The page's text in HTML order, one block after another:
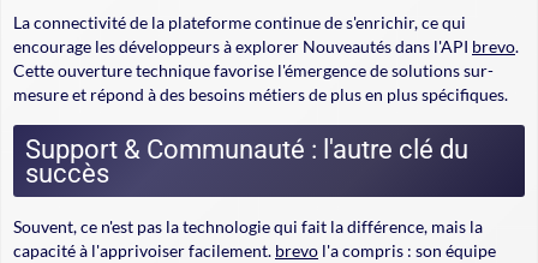
La connectivité de la plateforme continue de s'enrichir, ce qui
encourage les développeurs à explorer Nouveautés dans l'API brevo.
Cette ouverture technique favorise l'émergence de solutions sur-
mesure et répond à des besoins métiers de plus en plus spécifiques.
Support & Communauté : l'autre clé du
succès
Souvent, ce n'est pas la technologie qui fait la différence, mais la
capacité à l'apprivoiser facilement. brevo l'a compris : son équipe